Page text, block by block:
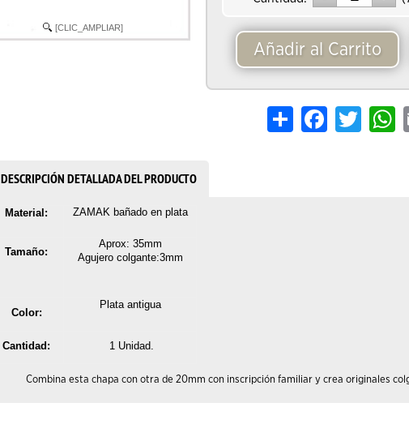
[CLIC_AMPLIAR]
Añadir al Carrito
Share FacebookTwitter
DESCRIPCIÓN DETALLADA DEL PRODUCTO
Material: ZAMAK bañado en plata
Tamaño:
Aprox: 35mm
Agujero colgante:3mm
Color:
Plata antigua
Cantidad: 1 Unidad.
Combina esta chapa con otra de 20mm con inscripción familiar y crea originales